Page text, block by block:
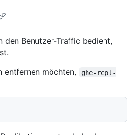
den Benutzer-Traffic bedient,
entfernen möchten,
ghe-repl-